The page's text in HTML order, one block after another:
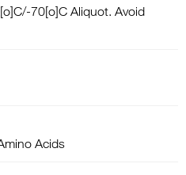
70[o]C Aliquot. Avoid
Acids